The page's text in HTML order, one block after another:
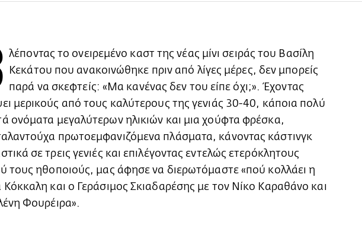
λέποντας το ονειρεμένο καστ της νέας μίνι σειράς του Βασίλη
Κεκάτου που ανακοινώθηκε πριν από λίγες μέρες, δεν μπορείς
παρά να σκεφτείς: «Μα κανένας δεν του είπε όχι;». Έχοντας
μερικούς από τους καλύτερους της γενιάς 30-40, κάποια πολύ
ονόματα μεγαλύτερων ηλικιών και μια χούφτα φρέσκα,
πρωτοεμφανιζόμενα πλάσματα, κάνοντας κάστινγκ
σε τρεις γενιές και επιλέγοντας εντελώς ετερόκλητους
τους ηθοποιούς, μας άφησε να διερωτόμαστε «πού κολλάει η
Κόκκαλη και ο Γεράσιμος Σκιαδαρέσης με τον Νίκο Καραθάνο και
Φουρέιρα».